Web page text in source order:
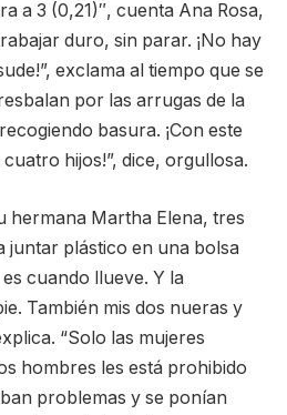
a 3 (0,21)″, cuenta Ana Rosa,
duro, sin parar. ¡No hay
exclama al tiempo que se
por las arrugas de la
basura. ¡Con este
hijos!”, dice, orgullosa.
hermana Martha Elena, tres
juntar plástico en una bolsa
cuando llueve. Y la
También mis dos nueras y
“Solo las mujeres
hombres les está prohibido
problemas y se ponían